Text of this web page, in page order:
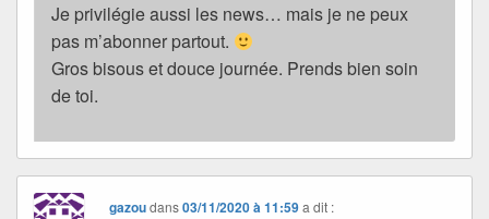
Je privilégie aussi les news… mais je ne peux
pas m’abonner partout.
Gros bisous et douce journée. Prends bien soin
de toi.
gazoudans03/11/2020 à 11:59 a dit :